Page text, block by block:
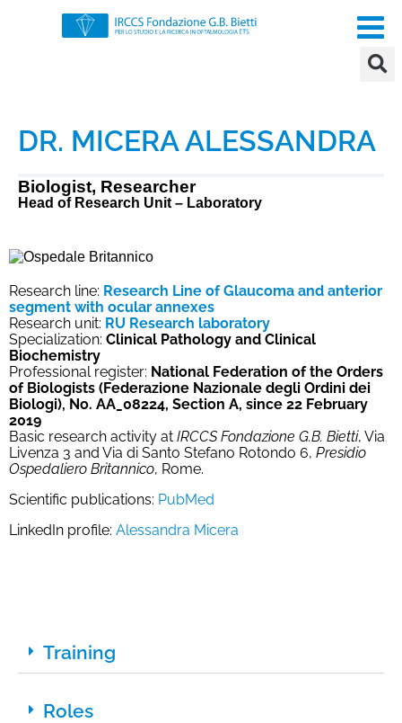
DR. MICERA ALESSANDRA
Biologist, Researcher
Head of Research Unit – Laboratory
Research line: Research Line of Glaucoma and anterior
segment with ocular annexes
Research unit: RU Research laboratory
Specialization: Clinical Pathology and Clinical
Biochemistry
Professional register: National Federation of the Orders
of Biologists (Federazione Nazionale degli Ordini dei
Biologi), No. AA_08224, Section A, since 22 February
2019
Basic research activity at IRCCS Fondazione G.B. Bietti, Via
Livenza 3 and Via di Santo Stefano Rotondo 6, Presidio
Ospedaliero Britannico, Rome.
Scientific publications: PubMed
LinkedIn profile: Alessandra Micera
Training
Roles